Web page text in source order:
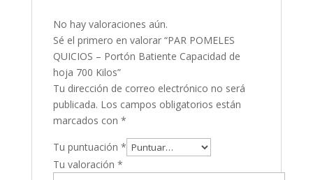
No hay valoraciones aún.
Sé el primero en valorar “PAR POMELES
QUICIOS – Portón Batiente Capacidad de
hoja 700 Kilos”
Tu dirección de correo electrónico no será
publicada. Los campos obligatorios están
marcados con *
Tu puntuación *
Tu valoración *